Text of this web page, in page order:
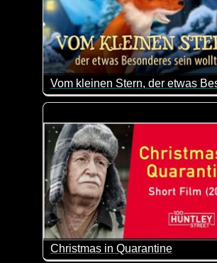
Der kleine Stern möchte das
Christmas in Quarantine